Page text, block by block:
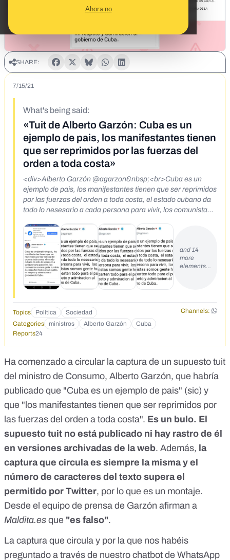
Ahora no
SHARE:
7/15/21
What's being said:
«Tuit de Alberto Garzón: Cuba es un
ejemplo de pais, los manifestantes tienen
que ser reprimidos por las fuerzas del
orden a toda costa»
<div>Alberto Garzón @agarzon&nbsp;<br>Cuba es un
ejemplo de pais, los manifestantes tienen que ser reprimidos
por las fuerzas del orden a toda costa, el estado cubano da
todo lo nesesario a cada persona para vivir, los comunistas
respeto y admiracion al gobierno de Cuba.</div>
and 14
more
elements…
Topics Política Sociedad
Channels:
Categories
ministros Alberto Garzón
Cuba
Reports24
Ha comenzado a circular la captura de un supuesto tuit
del ministro de Consumo, Alberto Garzón, que habría
publicado que "Cuba es un ejemplo de pais" (sic) y
que "los manifestantes tienen que ser reprimidos por
las fuerzas del orden a toda costa". Es un bulo. El
supuesto tuit no está publicado ni hay rastro de él
en versiones archivadas de la web. Además, la
captura que circula es siempre la misma y el
número de caracteres del texto supera el
permitido por Twitter, por lo que es un montaje.
Desde el equipo de prensa de Garzón afirman a
Maldita.es que "es falso".
La captura que circula y por la que nos habéis
preguntado a través de nuestro chatbot de WhatsApp